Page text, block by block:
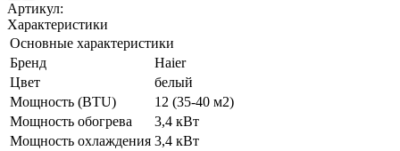
Артикул:
Характеристики
Основные характеристики
Бренд
Haier
Цвет
белый
Мощность (BTU)
12 (35-40 м2)
Мощность обогрева
3,4 кВт
Мощность охлаждения 3,4 кВт